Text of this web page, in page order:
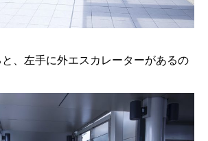
、左手に外エスカレーターがあるの